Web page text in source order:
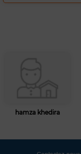
hamza khedira